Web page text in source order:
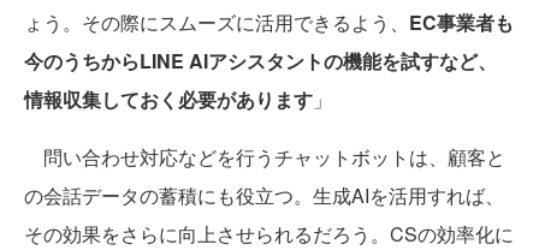
ょう。その際にスムーズに活用できるよう、 EC事業者も
今のうちからLINE AIアシスタントの機能を試すなど、
情報収集しておく必要があります 」
問い合わせ対応などを行うチャットボットは、顧客と
の会話データの蓄積にも役立つ。生成AIを活用すれば、
その効果をさらに向上させられるだろう。CSの効率化に